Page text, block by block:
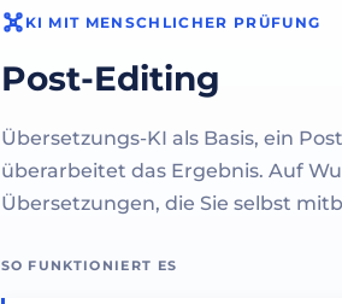
KI MIT MENSCHLICHER PRÜFUNG
Post-Editing
Übersetzungs-KI als Basis, ein
überarbeitet das Ergebnis. Auf
Übersetzungen, die Sie selbst
SO FUNKTIONIERT ES